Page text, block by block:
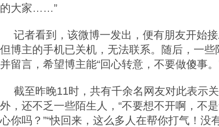
的大家……”
记者看到，该微博一发出，便有朋友开始
但博主的手机已关机，无法联系。随后，一
并留言，希望博主能“回心转意，不要做傻事。
截至昨晚11时，共有千余名网友对此表示
外，还不乏一些陌生人，“不要想不开啊，不
心你吗？”“快回来，这么多人在帮你打气！没